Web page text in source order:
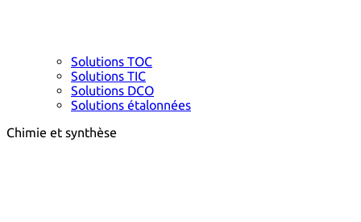
Solutions TOC
Solutions TIC
Solutions DCO
Solutions étalonnées
Chimie et synthèse